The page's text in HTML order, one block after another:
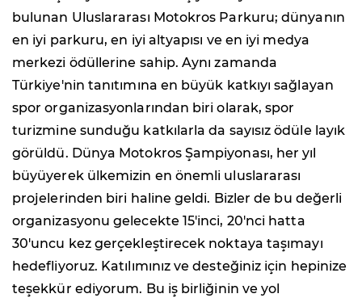
bulunan Uluslararası Motokros Parkuru; dünyanın
en iyi parkuru, en iyi altyapısı ve en iyi medya
merkezi ödüllerine sahip. Aynı zamanda
Türkiye'nin tanıtımına en büyük katkıyı sağlayan
spor organizasyonlarından biri olarak, spor
turizmine sunduğu katkılarla da sayısız ödüle layık
görüldü. Dünya Motokros Şampiyonası, her yıl
büyüyerek ülkemizin en önemli uluslararası
projelerinden biri haline geldi. Bizler de bu değerli
organizasyonu gelecekte 15'inci, 20'nci hatta
30'uncu kez gerçekleştirecek noktaya taşımayı
hedefliyoruz. Katılımınız ve desteğiniz için hepinize
teşekkür ediyorum. Bu iş birliğinin ve yol